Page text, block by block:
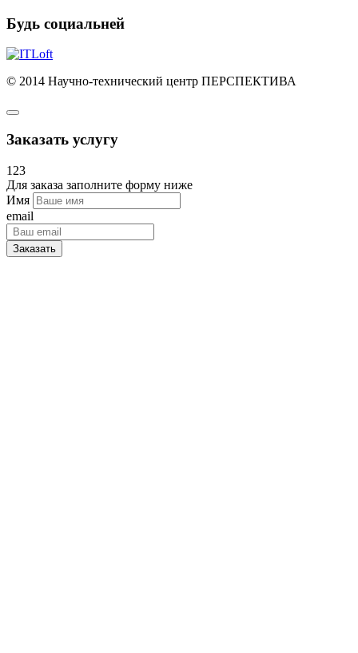
Будь социальней
© 2014 Научно-технический центр ПЕРСПЕКТИВА
Заказать услугу
123
Для заказа заполните форму ниже
Имя
email
Заказать